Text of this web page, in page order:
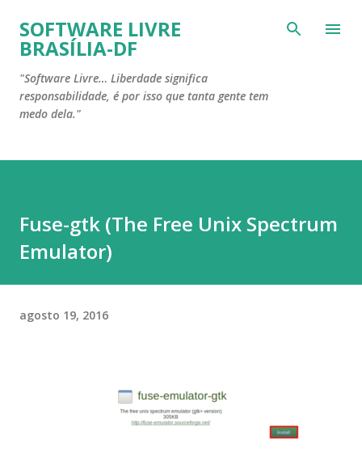
Pular para o conteúdo principal
SOFTWARE LIVRE
BRASÍLIA-DF
"Software Livre… Liberdade significa
responsabilidade, é por isso que tanta gente tem
medo dela."
Fuse-gtk (The Free Unix Spectrum
Emulator)
agosto 19, 2016